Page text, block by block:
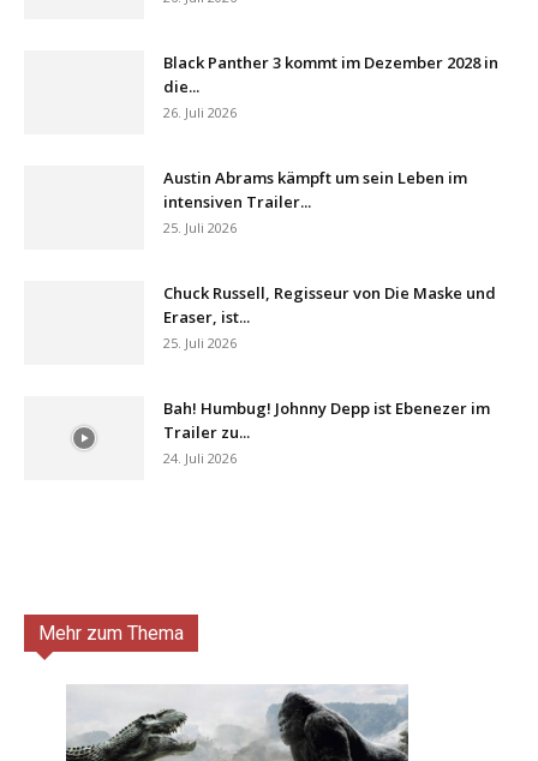
Black Panther 3 kommt im Dezember 2028 in
die...
26. Juli 2026
Austin Abrams kämpft um sein Leben im
intensiven Trailer...
25. Juli 2026
Chuck Russell, Regisseur von Die Maske und
Eraser, ist...
25. Juli 2026
Bah! Humbug! Johnny Depp ist Ebenezer im
Trailer zu...
24. Juli 2026
Mehr zum Thema